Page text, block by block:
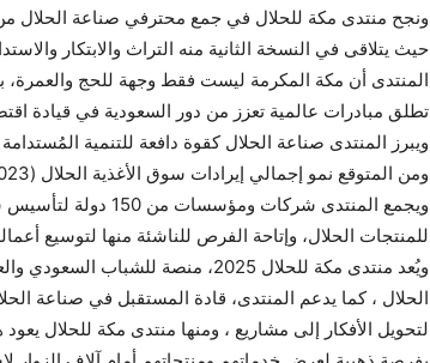
ونجح منتدى مكة للحلال في جمع محترفي صناعة الحلال
حيث يتلاقى في النسخة الثانية منه التراث والابتكار
المنتدى أن مكة المكرمة ليست فقط وجهة للحج
تطلق مبادرات عالمية تعزز من دور السعودية في قيادة
ويبرز المنتدى صناعة الحلال كقوة دافعة للتنمية
ويجمع المنتدى شركات
للمنتجات الحلال، وإتاحة الفرص للناشئة منها لتوسيع
ويُعد منتدى مكة للحلال 2025، منصة
الحلال ، كما يدعم المنتدى، قادة المستقبل في
لتحويل الأفكار إلى مشاريع ، ومنها منتدى مكة للحلال